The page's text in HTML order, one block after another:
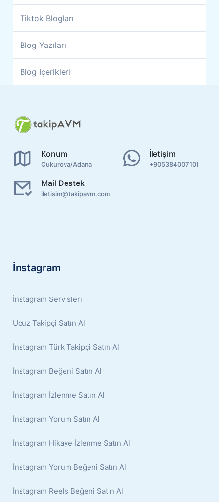
Tiktok Blogları
Blog Yazıları
Blog İçerikleri
Konum
Çukurova/Adana
İletişim
+905384007101
Mail Destek
iletisim@takipavm.com
İnstagram
İnstagram Servisleri
Ucuz Takipçi Satın Al
İnstagram Türk Takipçi Satın Al
İnstagram Beğeni Satın Al
İnstagram İzlenme Satın Al
İnstagram Yorum Satın Al
İnstagram Hikaye İzlenme Satın Al
İnstagram Yorum Beğeni Satın Al
İnstagram Reels Beğeni Satın Al